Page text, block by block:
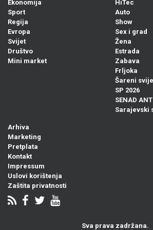
Ekonomija
Sport
Regija
Evropa
Svijet
Društvo
Mini market
HiTec
Auto
Show
Sex i grad
Žena
Estrada
Zabava
Frljoka
Šareni
SP 2026
SENAD
Sarajevski
Arhiva
Marketing
Pretplata
Kontakt
Impressum
Uslovi korištenja
Zaštita privatnosti
Sva prava zadržana.